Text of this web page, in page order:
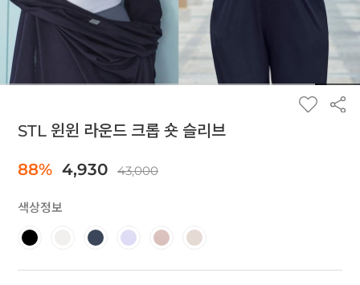
STL 윈윈 라운드 크롭 숏 슬리브
88% 4,930 43,000
색상정보